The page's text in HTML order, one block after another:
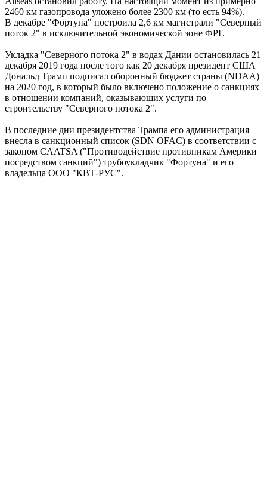
2460 км газопровода уложено более 2300 км (то есть 94%).
В декабре "Фортуна" построила 2,6 км магистрали "Северный
поток 2" в исключительной экономической зоне ФРГ.
Укладка "Северного потока 2" в водах Дании остановилась 21
декабря 2019 года после того как 20 декабря президент США
Дональд Трамп подписал оборонный бюджет страны (NDAA)
на 2020 год, в который было включено положение о санкциях
в отношении компаний, оказывающих услуги по
строительству "Северного потока 2".
В последние дни президентства Трампа его администрация
внесла в санкционный список (SDN OFAC) в соответствии с
законом CAATSA ("Противодействие противникам Америки
посредством санкций") трубоукладчик "Фортуна" и его
владельца ООО "КВТ-РУС".